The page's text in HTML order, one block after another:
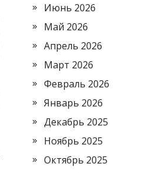
Июнь 2026
Май 2026
Апрель 2026
Март 2026
Февраль 2026
Январь 2026
Декабрь 2025
Ноябрь 2025
Октябрь 2025